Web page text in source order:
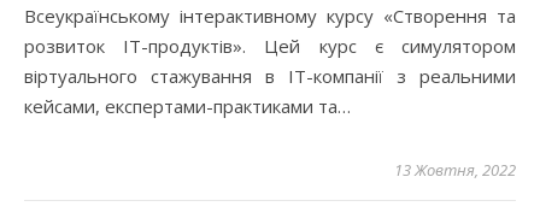
Всеукраїнському інтерактивному курсу «Створення та
розвиток IT-продуктів». Цей курс є симулятором
віртуального стажування в IT-компанії з реальними
кейсами, експертами-практиками та…
13 Жовтня, 2022